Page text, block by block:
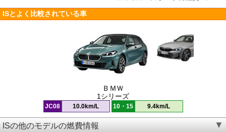
ISとよく比較されている車
ＢＭＷ
1シリーズ
JC08 10.0km/L 10・15 9.4km/L
ISの他のモデルの燃費情報